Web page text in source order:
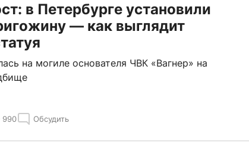
в Петербурге установили
— как выглядит
на могиле основателя ЧВК «Вагнер» на
990 Обсудить